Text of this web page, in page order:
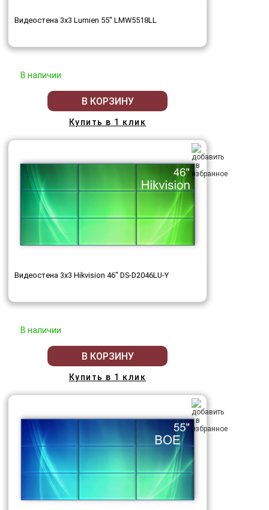
Видеостена 3x3 Lumien 55" LMW5518LL
В наличии
В КОРЗИНУ
Купить в 1 клик
Видеостена 3x3 Hikvision 46" DS-D2046LU-Y
В наличии
В КОРЗИНУ
Купить в 1 клик